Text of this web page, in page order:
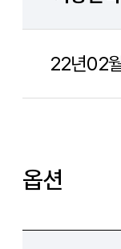
22년02
옵션